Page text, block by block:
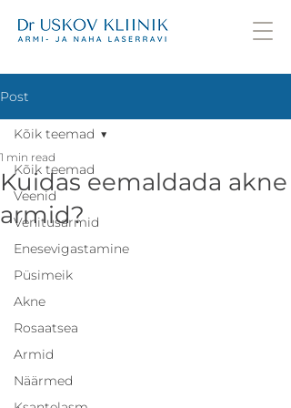
Post
Kõik teemad
Veenid
Venitusarmid
Enesevigastamine
Püsimeik
Akne
Rosaatsea
Armid
Näärmed
Kõik teemad
Kuidas eemaldada akne
armid?
1 min read